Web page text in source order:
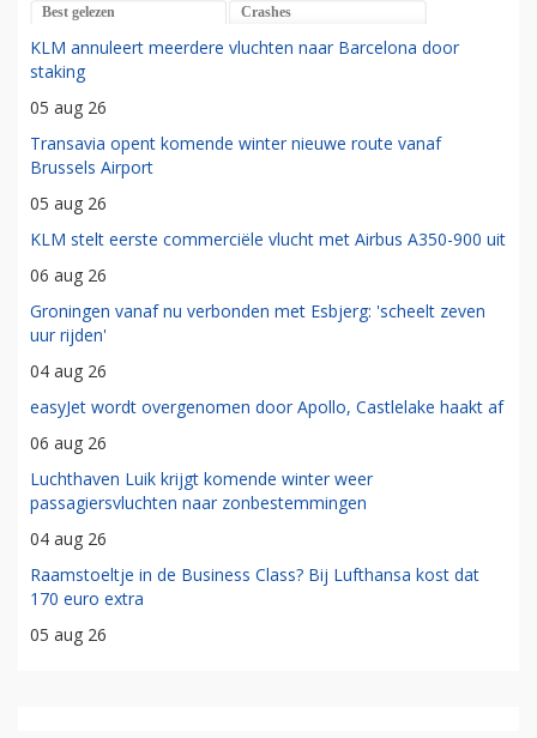
Best gelezen Crashes
KLM annuleert meerdere vluchten naar Barcelona door
staking
05 aug 26
Transavia opent komende winter nieuwe route vanaf
Brussels Airport
05 aug 26
KLM stelt eerste commerciële vlucht met Airbus A350-900 uit
06 aug 26
Groningen vanaf nu verbonden met Esbjerg: 'scheelt zeven
uur rijden'
04 aug 26
easyJet wordt overgenomen door Apollo, Castlelake haakt af
06 aug 26
Luchthaven Luik krijgt komende winter weer
passagiersvluchten naar zonbestemmingen
04 aug 26
Raamstoeltje in de Business Class? Bij Lufthansa kost dat
170 euro extra
05 aug 26